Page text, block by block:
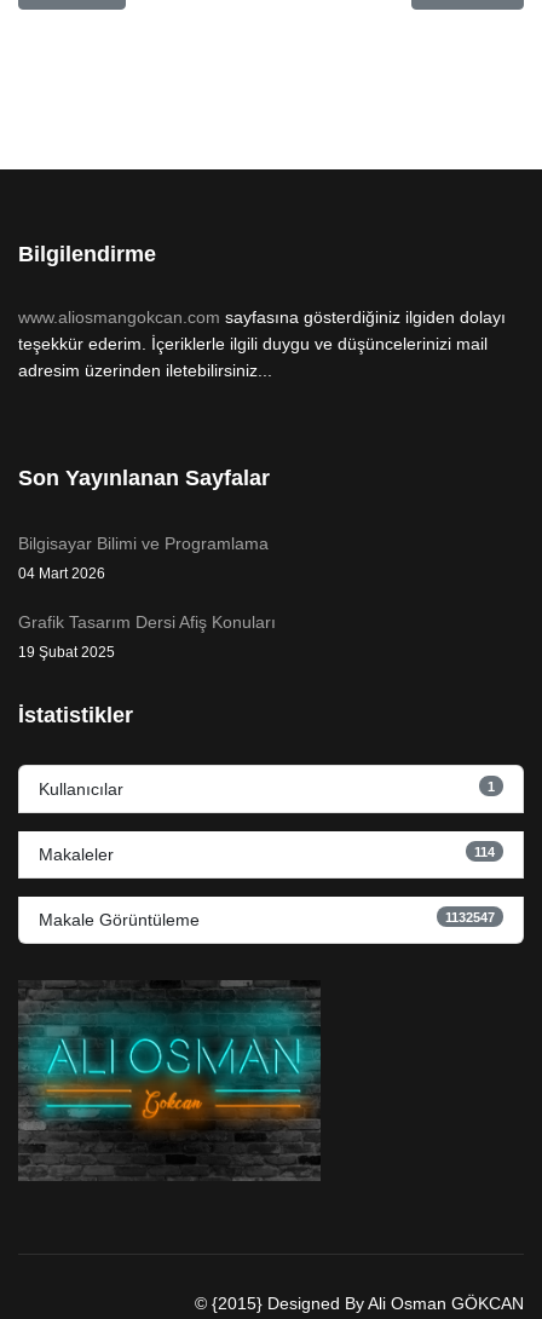
Bilgilendirme
www.aliosmangokcan.com sayfasına gösterdiğiniz ilgiden dolayı
teşekkür ederim. İçeriklerle ilgili duygu ve düşüncelerinizi mail
adresim üzerinden iletebilirsiniz...
Son Yayınlanan Sayfalar
Bilgisayar Bilimi ve Programlama
04 Mart 2026
Grafik Tasarım Dersi Afiş Konuları
19 Şubat 2025
İstatistikler
Kullanıcılar 1
Makaleler 114
Makale Görüntüleme 1132547
© {2015} Designed By Ali Osman GÖKCAN